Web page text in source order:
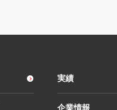
実績
企業情報